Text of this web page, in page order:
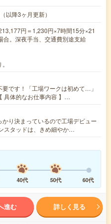
以降3ヶ月更新）
円＝1,230円×7時間15分×21
合。深夜手当、交通費別途支給
です！「工場ワークは初めて…」
具体的なお仕事内容 】…
り決まっているので工場デビュー
スタッドは、きめ細やか…
40代 50代 60代
進む 詳しく見る